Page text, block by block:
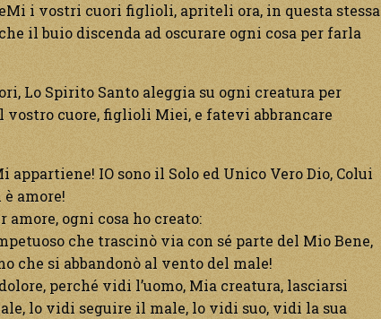
i vostri cuori figlioli, apriteli ora, in questa stessa
il buio discenda ad oscurare ogni cosa per farla
Lo Spirito Santo aleggia su ogni creatura per
cuore, figlioli Miei, e fatevi abbrancare
IO sono il Solo ed Unico Vero Dio, Colui
amore!
amore, ogni cosa ho creato:
che trascinò via con sé parte del Mio Bene,
che si abbandonò al vento del male!
perché vidi l’uomo, Mia creatura, lasciarsi
lo vidi seguire il male, lo vidi suo, vidi la sua